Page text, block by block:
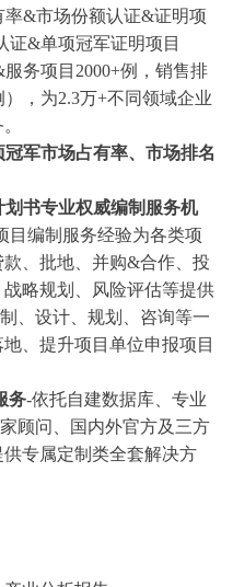
率&市场份额认证&证明项
证&单项冠军证明项目
务项目2000+例，销售排
，为2.3万+不同领域企业
军市场占有率、市场排名
划书专业权威编制服务机
目编制服务经验为各类项
、批地、并购&合作、投
略规划、风险评估等提供
、设计、规划、咨询等一
、提升项目单位申报项目
务-依托自建数据库、专业
顾问、国内外官方及三方
专属定制类全套解决方